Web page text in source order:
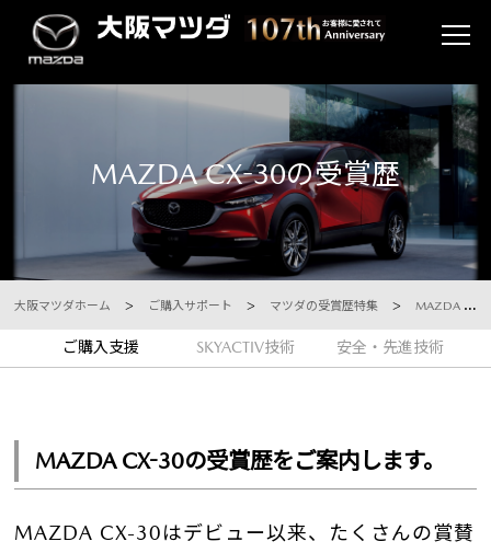
MAZDA CX-30の受賞歴
大阪マツダホーム ご購入サポート マツダの受賞歴特集 MAZDA CX-30 受賞歴
ご購入支援 SKYACTIV技術 安全・先進技術
MAZDA CX-30の受賞歴をご案内します。
MAZDA CX-30はデビュー以来、たくさんの賞賛